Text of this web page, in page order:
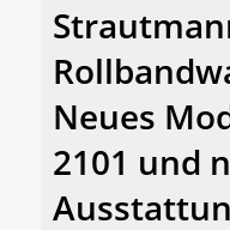
Neues
2101 und